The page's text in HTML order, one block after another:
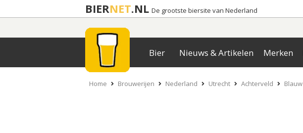
BIERNET.NL De grootste biersite van Nederland
Bier Nieuws & Artikelen Merken
Home Brouwerijen Nederland Utrecht Achterveld Blauw